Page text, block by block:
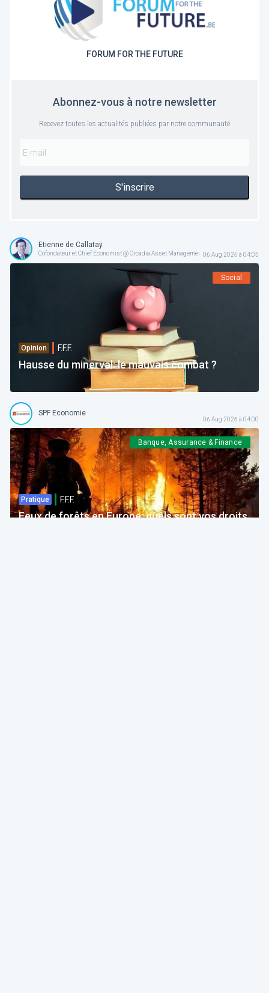
FORUM FOR THE FUTURE
Abonnez-vous à notre newsletter
Recevez toutes les actualités publiées par notre communauté
S'inscrire
Etienne de Callataÿ
Cofondateur et Chief Economist @ Orcadia Asset Management06 Aug 2026 à 04:05
Social
Opinion F.F.F.
Hausse du minerval: le mauvais combat ?
SPF Economie
06 Aug 2026 à 04:00
Banque, Assurance & Finance
Pratique F.F.F.
Feux de forêts en Europe: quels sont vos droits